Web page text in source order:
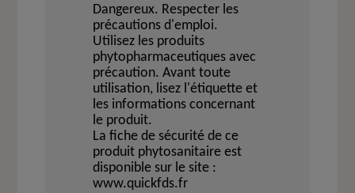
Dangereux. Respecter les
précautions d'emploi.
Utilisez les produits
phytopharmaceutiques avec
précaution. Avant toute
utilisation, lisez l'étiquette et
les informations concernant
le produit.
La fiche de sécurité de ce
produit phytosanitaire est
disponible sur le site :
www.quickfds.fr